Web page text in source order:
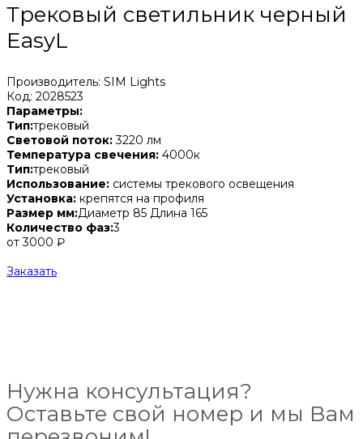
Трековый светильник черный
EasyL
Производитель: SIM Lights
Код: 2028523
Параметры:
Тип:трековый
Световой поток:3220 лм
Температура свечения: 4000к
Тип:трековый
Использование: системы трекового освещения
Установка: крепятся на профиля
Размер мм:Диаметр 85 Длина 165
Количество фаз:3
от 3000 ₽
Заказать
Нужна консультация?
Оставьте свой номер и мы Вам